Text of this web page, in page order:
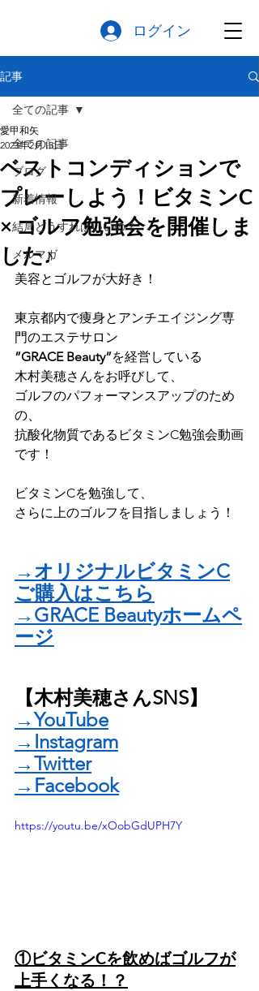
ログイン
記事
全ての記事
ブログ
新着情報
結局どうすればいいの？
メルマガ
全ての記事
ベストコンディションで
プレーしよう！ビタミンC
× ゴルフ勉強会を開催しま
した♪
愛甲和矢
2023年2月15日
美容とゴルフが大好き！
東京都内で痩身とアンチエイジング専
門のエステサロン
”GRACE Beauty”を経営している
木村美穂さんをお呼びして、
ゴルフのパフォーマンスアップのため
の、
抗酸化物質であるビタミンC勉強会動画
です！
ビタミンCを勉強して、
さらに上のゴルフを目指しましょう！
→オリジナルビタミンC
ご購入はこちら
→GRACE Beautyホームペ
ージ
【木村美穂さんSNS】
→YouTube
→Instagram
→Twitter
→Facebook
https://youtu.be/xOobGdUPH7Y
①ビタミンCを飲めばゴルフが
上手くなる！？